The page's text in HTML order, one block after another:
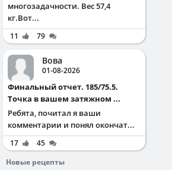
многозадачности. Вес 57,4
кг.Вот...
11 79
Вова
01-08-2026
Финальный отчет. 185/75.5.
Точка в вашем затяжном ...
Ребята, почитал я ваши
комментарии и понял окончат...
17
45
Новые рецепты